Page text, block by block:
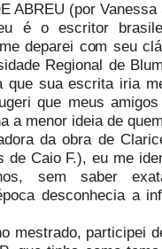
ABREU (por Vanessa
é o escritor
deparei com seu
Regional de
que sua escrita iria
que meus
a menor ideia de
da obra de
Caio F.), eu me
sem saber
desconhecia a
mestrado, participei